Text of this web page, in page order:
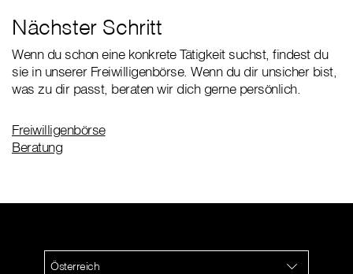
Nächster Schritt
Wenn du schon eine konkrete Tätigkeit suchst, findest du
sie in unserer Freiwilligenbörse. Wenn du dir unsicher bist,
was zu dir passt, beraten wir dich gerne persönlich.
Freiwilligenbörse
Beratung
Österreich